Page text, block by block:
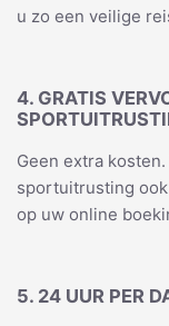
u zo een veilige
4. GRATIS
Geen extra
sportuitrusting
op uw online
5. 24 UUR PER